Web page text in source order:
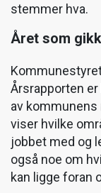
stemmer hva.
Året som gikk
Årsrapporten
av kommunens
viser hvilke
jobbet med og
også noe om
kan ligge foran